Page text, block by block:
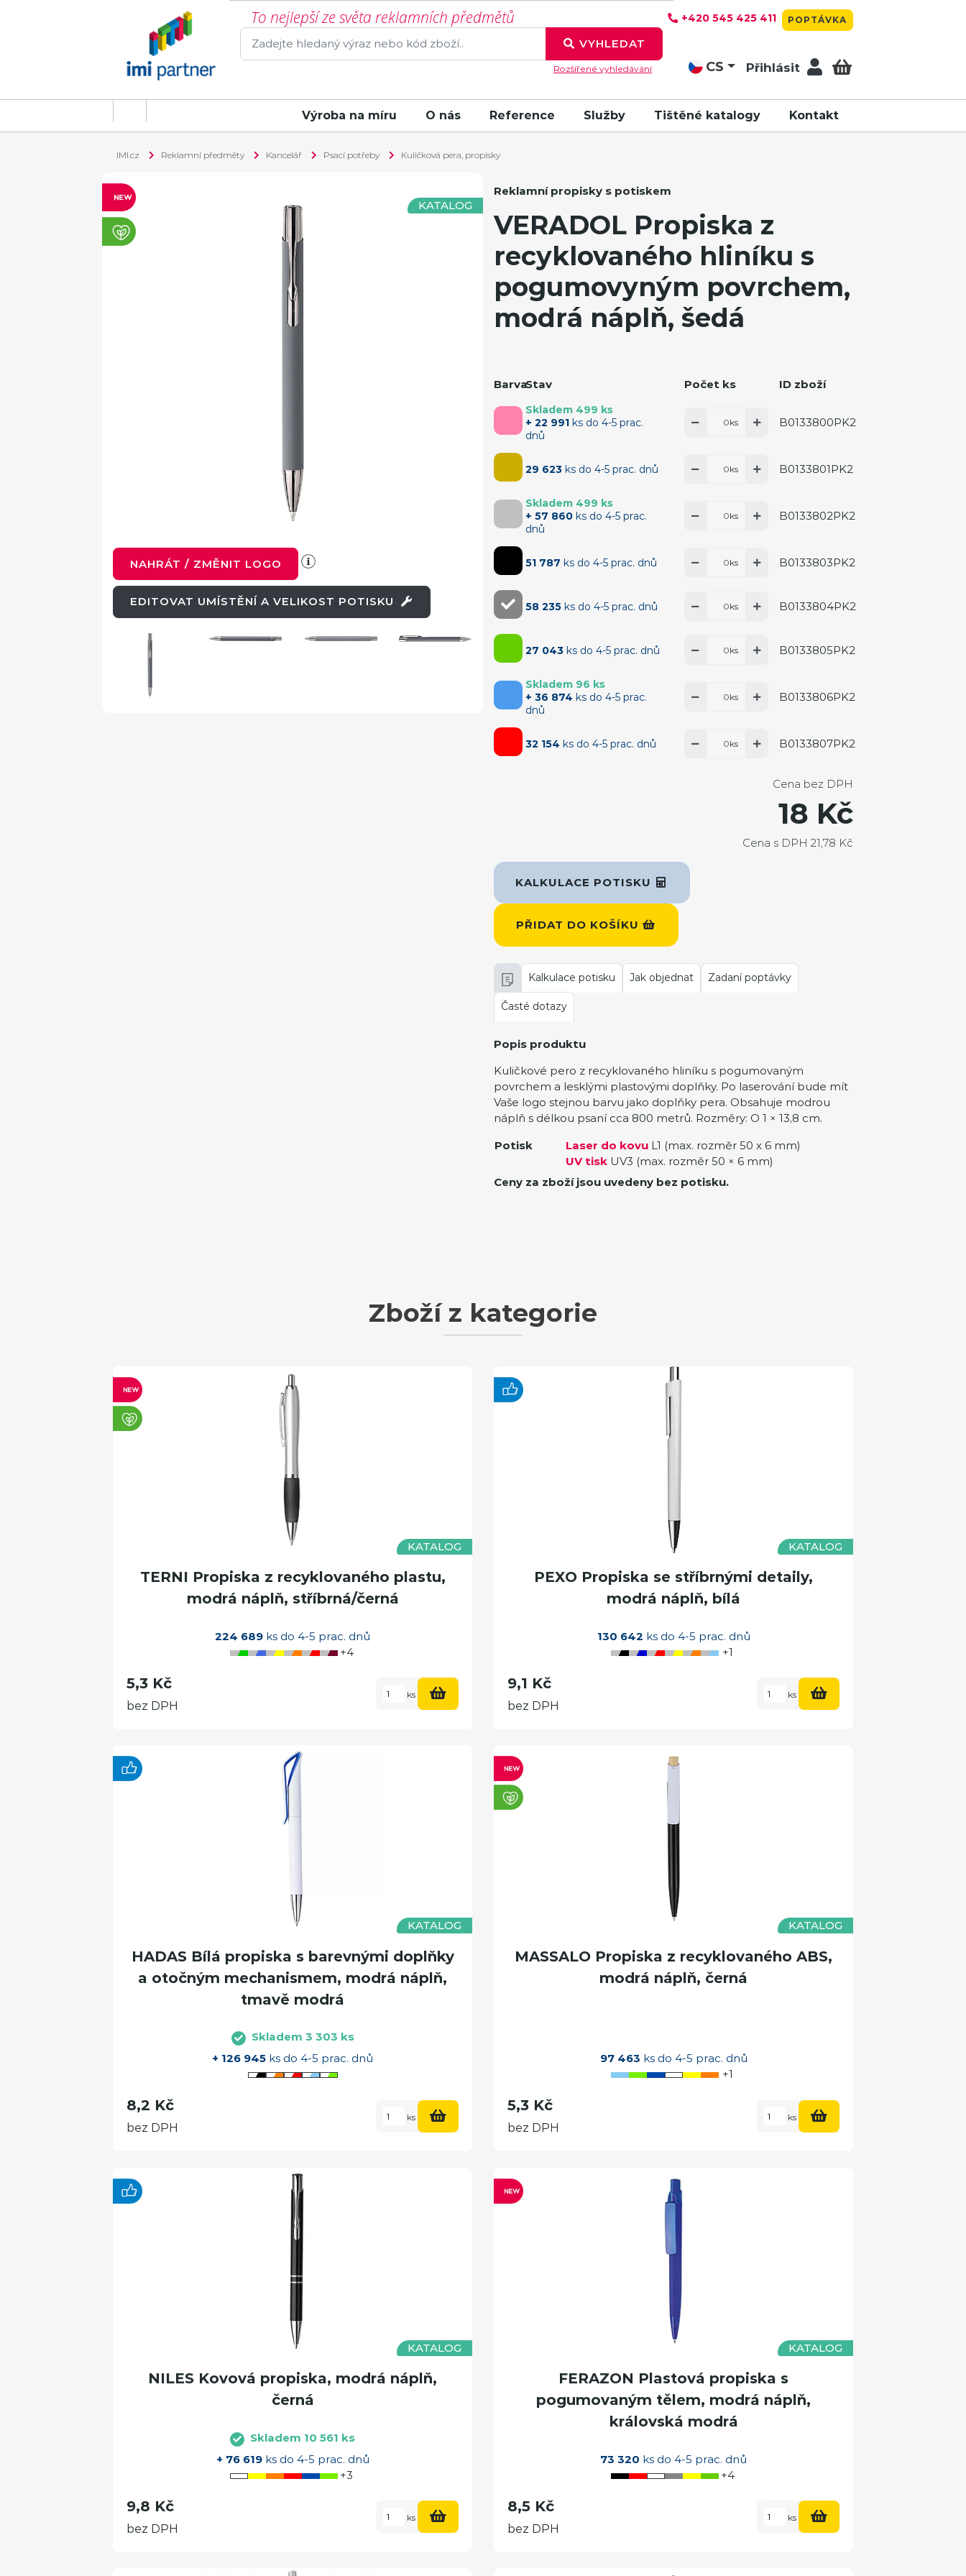
To nejlepší ze světa reklamních předmětů
VYHLEDAT
Rozšířené vyhledávání
+420 545 425 411 POPTÁVKA
CS Přihlásit
Výroba na míru O nás Reference Služby Tištěné katalogy Kontakt
IMI.cz Reklamní předměty Kancelář Psací potřeby Kuličková pera, propisky
KATALOG
NAHRÁT / ZMĚNIT LOGO
EDITOVAT UMÍSTĚNÍ A VELIKOST POTISKU
Reklamní propisky s potiskem
VERADOL Propiska z
recyklovaného hliníku s
pogumovyným povrchem,
modrá náplň, šedá
BarvaStav Počet ks ID zboží
Skladem 499 ks
+ 22 991 ks do 4-5 prac.
dnů
ks B0133800PK2
29 623 ks do 4-5 prac. dnů ks B0133801PK2
Skladem 499 ks
+ 57 860 ks do 4-5 prac.
dnů
ks B0133802PK2
51 787 ks do 4-5 prac. dnů ks B0133803PK2
58 235 ks do 4-5 prac. dnů ks B0133804PK2
27 043 ks do 4-5 prac. dnů ks B0133805PK2
Skladem 96 ks
+ 36 874 ks do 4-5 prac.
dnů
ks B0133806PK2
32 154 ks do 4-5 prac. dnů ks B0133807PK2
KALKULACE POTISKU
PŘIDAT DO KOŠÍKU
Cena bez DPH
18 Kč
Cena s DPH 21,78 Kč
Kalkulace potisku Jak objednat Zadaní poptávky
Časté dotazy
Popis produktu
Kuličkové pero z recyklovaného hliníku s pogumovaným
povrchem a lesklými plastovými doplňky. Po laserování bude mít
Vaše logo stejnou barvu jako doplňky pera. Obsahuje modrou
náplň s délkou psaní cca 800 metrů. Rozměry: O 1 × 13,8 cm.
Potisk
Laser do kovu L1 (max. rozměr 50 x 6 mm)
UV tisk UV3 (max. rozměr 50 × 6 mm)
Ceny za zboží jsou uvedeny bez potisku.
Zboží z kategorie
KATALOG
TERNI Propiska z recyklovaného plastu,
modrá náplň, stříbrná/černá
224 689 ks do 4-5 prac. dnů
5,3 Kč
bez DPH
ks
+4
KATALOG
PEXO Propiska se stříbrnými detaily,
modrá náplň, bílá
130 642 ks do 4-5 prac. dnů
9,1 Kč
bez DPH
ks
+1
KATALOG
HADAS Bílá propiska s barevnými doplňky
a otočným mechanismem, modrá náplň,
tmavě modrá
Skladem 3 303 ks
+ 126 945 ks do 4-5 prac. dnů
8,2 Kč
bez DPH
ks
KATALOG
MASSALO Propiska z recyklovaného ABS,
modrá náplň, černá
97 463 ks do 4-5 prac. dnů
5,3 Kč
bez DPH
ks
+1
KATALOG
NILES Kovová propiska, modrá náplň,
černá
Skladem 10 561 ks
+ 76 619ks do 4-5 prac. dnů
9,8 Kč
bez DPH
ks
+3
KATALOG
FERAZON Plastová propiska s
pogumovaným tělem, modrá náplň,
královská modrá
73 320 ks do 4-5 prac. dnů
8,5 Kč
bez DPH
ks
+4